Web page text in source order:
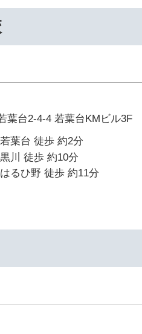
葉台2-4-4 若葉台KMビル3F
葉台 徒歩 約2分
川 徒歩 約10分
るひ野 徒歩 約11分